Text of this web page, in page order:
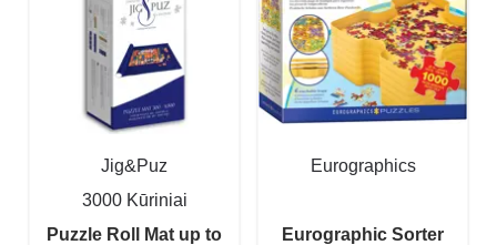
Jig&Puz
3000 Kūriniai
Puzzle Roll Mat up to
Eurographics
Eurographic Sorter